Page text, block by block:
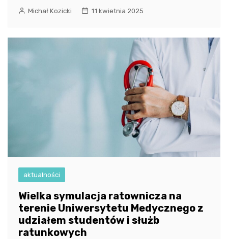
Michał Kozicki 11 kwietnia 2025
aktualności
Wielka symulacja ratownicza na
terenie Uniwersytetu Medycznego z
udziałem studentów i służb
ratunkowych